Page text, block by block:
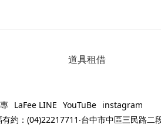
道具租借
LaFee LINE YouTuBe
instagram
約：(04)22217711‧台中市中區三民路二